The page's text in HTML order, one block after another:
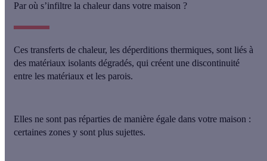
Par où s’infiltre la chaleur dans votre maison ?
Ces transferts de chaleur, les déperditions thermiques, sont liés à
des matériaux isolants dégradés, qui créent une discontinuité
entre les matériaux et les parois.
Elles ne sont pas réparties de manière égale dans votre maison :
certaines zones y sont plus sujettes.